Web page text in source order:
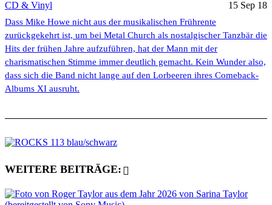
CD & Vinyl 15 Sep 18
Dass Mike Howe nicht aus der musikalischen Frührente
zurückgekehrt ist, um bei Metal Church als nostalgischer Tanzbär die
Hits der frühen Jahre aufzuführen, hat der Mann mit der
charismatischen Stimme immer deutlich gemacht. Kein Wunder also,
dass sich die Band nicht lange auf den Lorbeeren ihres Comeback-
Albums XI ausruht.
WEITERE BEITRÄGE: